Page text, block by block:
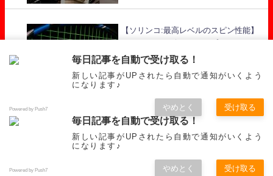
【ソリンコ:最高レベルのスピン性能】
RECOMMENDED
スタテニ【Star Tennis】 All Rights Reserved.
毎日記事を自動で受け取る！
新しい記事がUPされたら自動で通知がいくよう
になります♪
Powered by Push7 やめとく 受け取る
毎日記事を自動で受け取る！
新しい記事がUPされたら自動で通知がいくよう
になります♪
Powered by Push7 やめとく 受け取る